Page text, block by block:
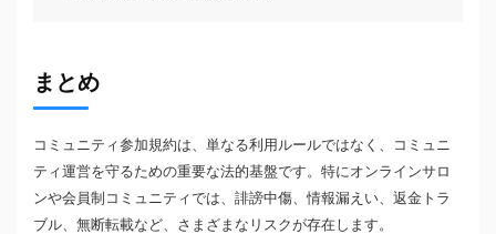
まとめ
コミュニティ参加規約は、単なる利用ルールではなく、コミュニ
ティ運営を守るための重要な法的基盤です。特にオンラインサロ
ンや会員制コミュニティでは、誹謗中傷、情報漏えい、返金トラ
ブル、無断転載など、さまざまなリスクが存在します。